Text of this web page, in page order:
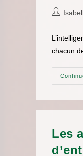
chacun
Les